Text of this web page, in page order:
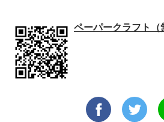
ペーパークラフト（
facebook